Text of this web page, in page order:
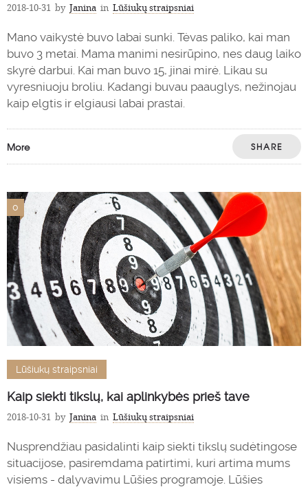
2018-10-31 by Janina in Lūšiukų straipsniai
Mano vaikystė buvo labai sunki. Tėvas paliko, kai man
buvo 3 metai. Mama manimi nesirūpino, nes daug laiko
skyrė darbui. Kai man buvo 15, jinai mirė. Likau su
vyresniuoju broliu. Kadangi buvau paauglys, nežinojau
kaip elgtis ir elgiausi labai prastai.
More SHARE
0
Lūšiukų straipsniai
Kaip siekti tikslų, kai aplinkybės prieš tave
2018-10-31 by Janina in Lūšiukų straipsniai
Nusprendžiau pasidalinti kaip siekti tikslų sudėtingose
situacijose, pasiremdama patirtimi, kuri artima mums
visiems - dalyvavimu Lūšies programoje. Lūšies